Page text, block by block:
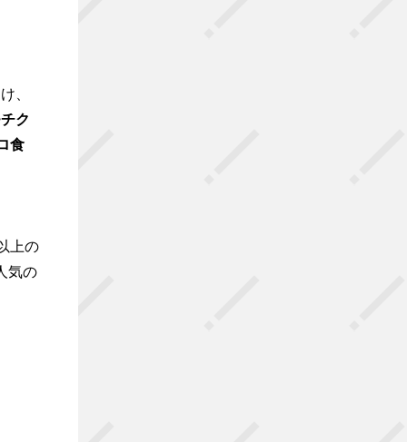
、
ク
食
上の
気の